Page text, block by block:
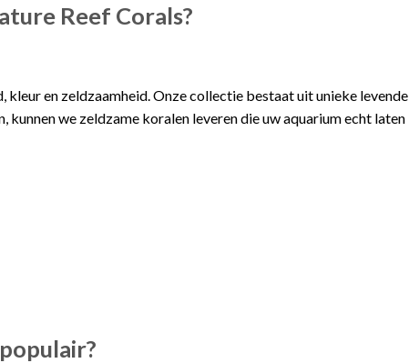
Reef Corals?
en zeldzaamheid. Onze collectie bestaat uit unieke levende
we zeldzame koralen leveren die uw aquarium echt laten